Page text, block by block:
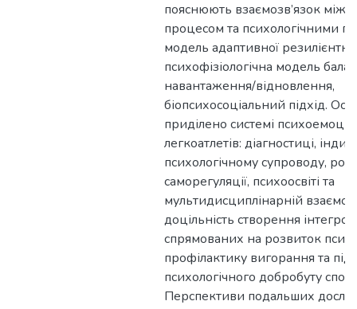
пояснюють взаємозв’язок між
процесом та психологічними
модель адаптивної
психофізіологічна модель
навантаження/відновлення,
біопсихосоціальний підхід.
приділено системі
легкоатлетів: діагностиці,
психологічному супроводу,
саморегуляції, психоосвіті та
мультидисциплінарній
доцільність створення
спрямованих на розвиток
профілактику вигорання та
психологічного добробуту
Перспективи подальших